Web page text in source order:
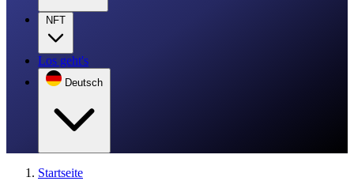
NFT
Los geht's
Deutsch
Startseite